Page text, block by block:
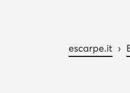
escarpe.it ›